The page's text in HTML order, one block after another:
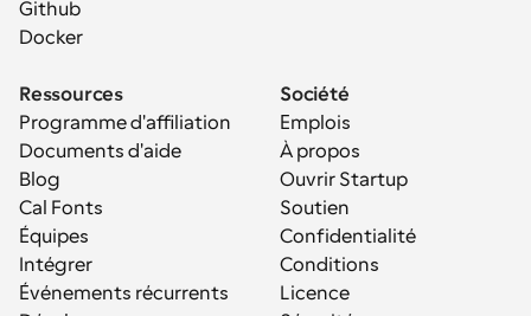
Github
Docker
Ressources
Programme d'affiliation
Documents d'aide
Blog
Cal Fonts
Équipes
Intégrer
Événements récurrents
Société
Emplois
À propos
Ouvrir Startup
Soutien
Confidentialité
Conditions
Licence